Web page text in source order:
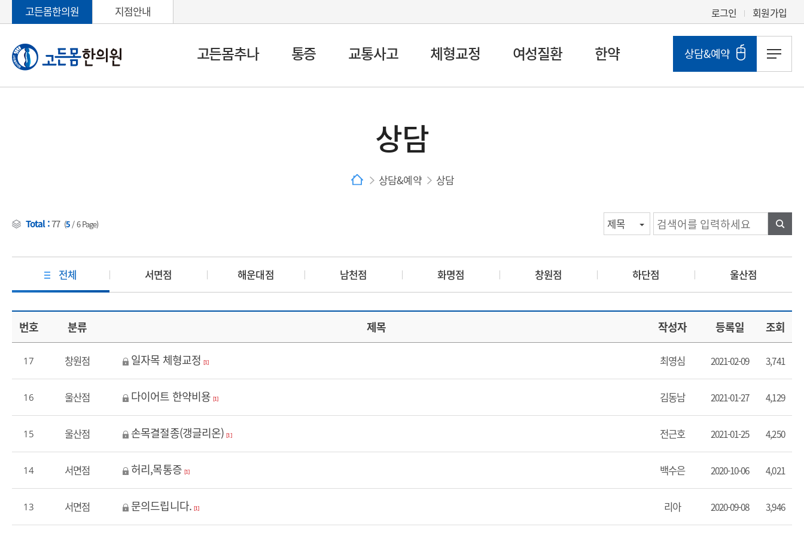
고든몸한의원 지점안내 로그인 회원가입
고든몸추나 통증 교통사고 체형교정 여성질환 한약 상담&예약
상담
상담&예약 상담
Total :77 (5/6Page)
전체 서면점 해운대점 남천점 화명점 창원점 하단점 울산점
번호 분류 제목 작성자 등록일 조회
17 창원점 일자목 체형교정 [1] 최영심 2021-02-09 3,741
16 울산점 다이어트 한약비용 [1] 김동남 2021-01-27 4,129
15 울산점 손목결절종(갱글리온) [1] 전근호 2021-01-25 4,250
14 서면점 허리,목통증 [1] 백수은 2020-10-06 4,021
13 서면점 문의드립니다. [1] 리아 2020-09-08 3,946